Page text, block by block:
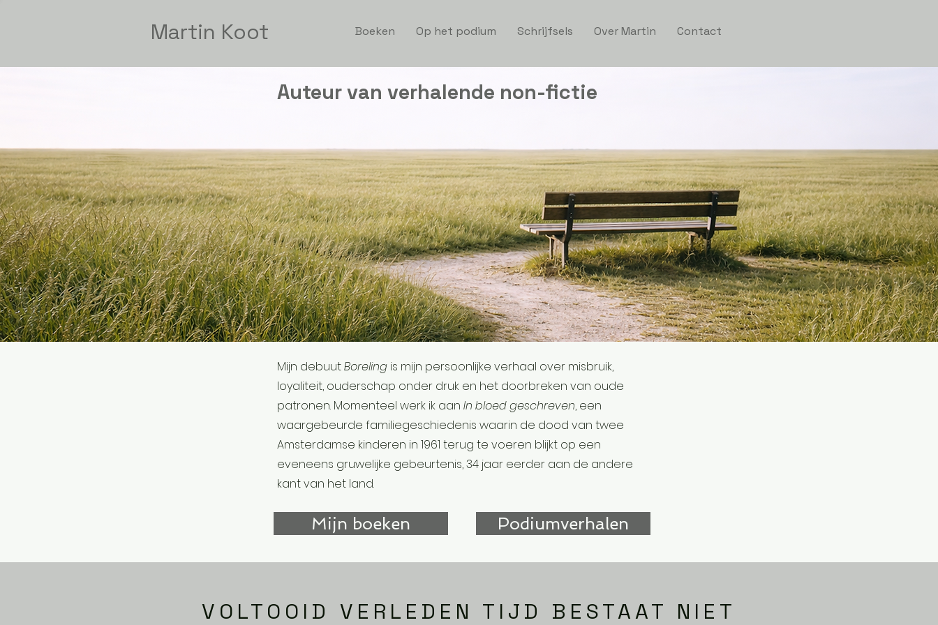
Martin Koot Boeken Op het podium Schrijfsels Over Martin Contact
Auteur van verhalende non-fictie
Mijn debuutBoreling is mijn persoonlijke verhaal over misbruik,
loyaliteit, ouderschap onder druk en het doorbreken van oude
patronen. Momenteel werk ik aan In bloed geschreven, een
waargebeurde familiegeschiedenis waarin de dood van twee
Amsterdamse kinderen in 1961 terug te voeren blijkt op een
eveneens gruwelijke gebeurtenis, 34 jaar eerder aan de andere
kant van het land.
Mijn boeken Podiumverhalen
VOLTOOID VERLEDEN TIJD BESTAAT NIET